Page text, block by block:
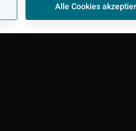
Alle Cookies